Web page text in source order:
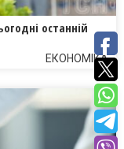
останній
ЕКОНОМІКА